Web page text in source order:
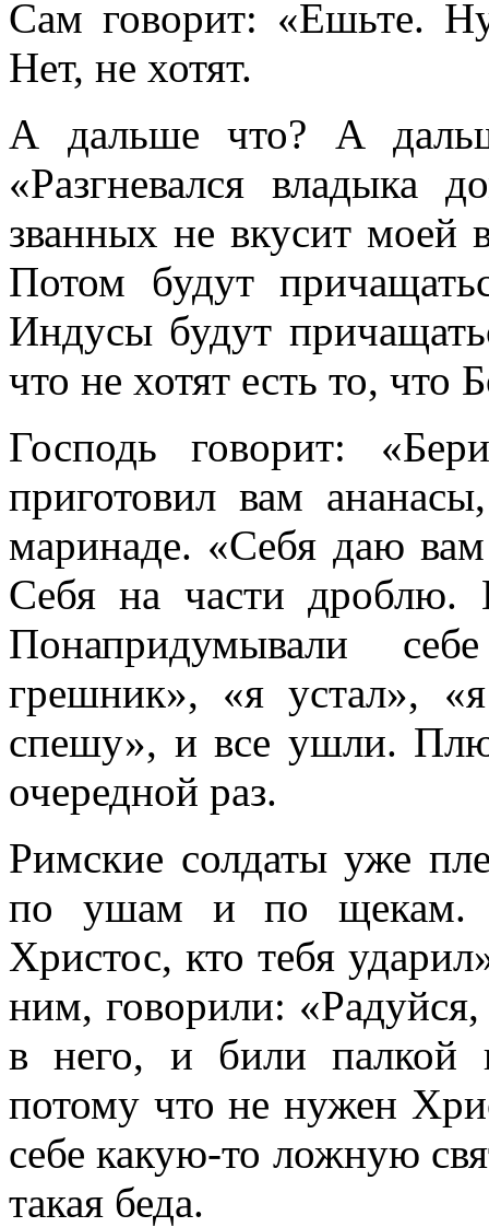
Сам говорит: «Ешьте.
Нет, не хотят.
А дальше что? А
«Разгневался
званных не вкусит моей
Потом будут
Индусы будут
что не хотят есть то, что
Господь говорит:
приготовил вам
маринаде. «Себя даю
Себя на части дроблю.
Понапридумывали
грешник», «я устал»,
спешу», и все ушли.
очередной раз.
Римские солдаты уже
по ушам и по щекам.
Христос, кто тебя
ним, говорили:
в него, и били палкой
потому что не нужен
себе какую-то ложную
такая беда.